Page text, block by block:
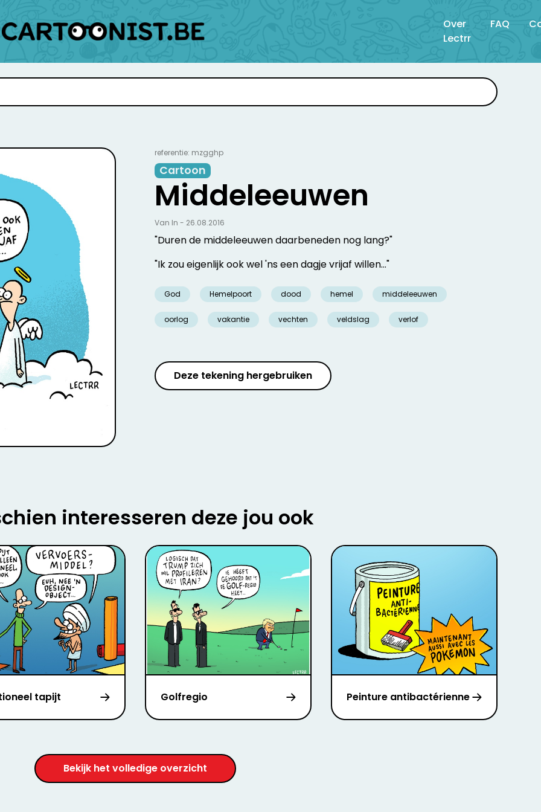
Over
Lectrr
FAQ
referentie: mzgghp
Cartoon
Middeleeuwen
"Duren de middeleeuwen daarbeneden nog lang?"
"Ik zou eigenlijk ook wel 'ns een dagje vrijaf willen…"
God Hemelpoort dood hemel middeleeuwen
oorlog vakantie vechten veldslag verlof
Van In - 26.08.2016
Deze tekening hergebruiken
interesseren deze jou ook
tapijt Golfregio Peinture antibactérienne
Bekijk het volledige overzicht